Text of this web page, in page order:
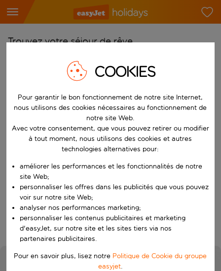
Trouvez votre séjour de rêve
Commencez à taper pour la saisie automatique. Lorsque les
Choisissez votre aéroport
Commencez à taper pour la saisie automatique. Lorsque les
Choisissez votre destination
Vers
Choisissez vos dates
Quand
Qui
Rechercher
COOKIES
Pour garantir le bon fonctionnement de notre site Internet,
nous utilisons des cookies nécessaires au fonctionnement de
notre site Web.
Avec votre consentement, que vous pouvez retirer ou modifier
à tout moment, nous utilisons des cookies et autres
technologies alternatives pour:
améliorer les performances et les fonctionnalités de notre
site Web;
personnaliser les offres dans les publicités que vous pouvez
voir sur notre site Web;
analyser nos performances marketing;
personnaliser les contenus publicitaires et marketing
d'easyJet, sur notre site et les sites tiers via nos
partenaires publicitaires.
Pour en savoir plus, lisez notre Politique de Cookie du groupe
easyjet.